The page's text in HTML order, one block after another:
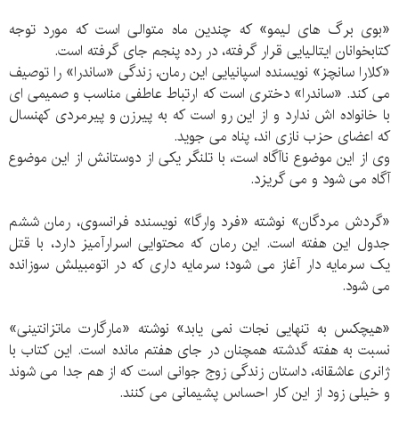
«بوی برگ های لیمو» که چندین ماه متوالی است که مورد توجه
کتابخوانان ایتالیایی قرار گرفته، در رده پنجم جای گرفته است.
«کلارا سانچز» نویسنده اسپانیایی این رمان، زندگی «ساندرا» را توصیف
می کند. «ساندرا» دختری است که ارتباط عاطفی مناسب و صمیمی ای
با خانواده اش ندارد و از این رو است که به پیرزن و پیرمردی کهنسال
که اعضای حزب نازی اند، پناه می جوید.
وی از این موضوع ناآگاه است، با تلنگر یکی از دوستانش از این موضوع
آگاه می شود و می گریزد.
«گردش مردگان» نوشته «فرد وارگا» نویسنده فرانسوی، رمان ششم
جدول این هفته است. این رمان که محتوایی اسرارآمیز دارد، با قتل
یک سرمایه دار آغاز می شود؛ سرمایه داری که در اتومبیلش سوزانده
می شود.
«هیچکس به تنهایی نجات نمی یابد» نوشته «مارگارت ماتزانتینی»
نسبت به هفته گدشته همچنان در جای هفتم مانده است. این کتاب با
ژانری عاشقانه، داستان زندگی زوج جوانی است که از هم جدا می شوند
و خیلی زود از این کار احساس پشیمانی می کنند.